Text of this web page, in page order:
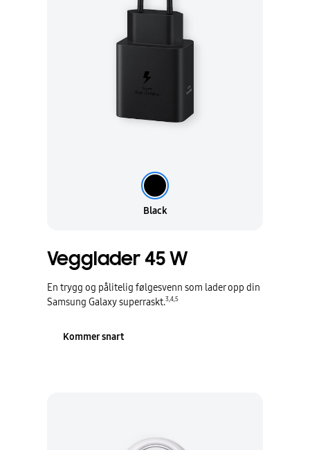
Vegglader 45 W
En trygg og pålitelig følgesvenn som lader opp din
Samsung Galaxy superraskt.3 4 5
Kommer snart
Black